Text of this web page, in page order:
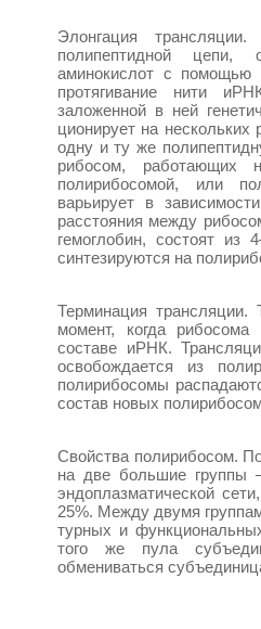
Элонгация
полипептидной цепи,
аминокислот с помощью
протягивание нити
заложенной в ней
ционирует на нескольких
одну и ту же
рибосом, работающих
полирибосомой, или
варьирует в
расстояния между
гемоглобин, состоят из
синтезируются на
Терминация трансляции.
момент, когда
составе иРНК.
освобождается из
полири­босомы
состав новых
Свойства полирибосом.
на две большие группы
эндоплазматической
25%. Между двумя
турных и
того же пула
обмениваться